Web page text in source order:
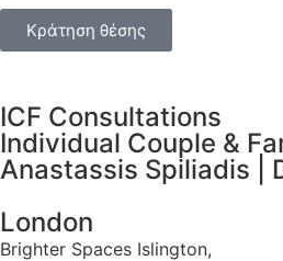
Κράτηση θέσης
ICF Consultations
Individual Couple &
Anastassis Spiliadis |
London
Brighter Spaces Islington,